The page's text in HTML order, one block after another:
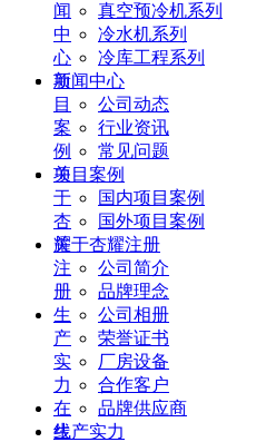
闻
中
心
项
目
案
例
关
于
杏
耀
注
册
生
产
实
力
在
线
真空预冷机系列
冷水机系列
冷库工程系列
新闻中心
公司动态
行业资讯
常见问题
项目案例
国内项目案例
国外项目案例
关于杏耀注册
公司简介
品牌理念
公司相册
荣誉证书
厂房设备
合作客户
品牌供应商
生产实力